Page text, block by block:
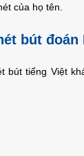
của họ tên.
bút đoán
bút tiếng Việt